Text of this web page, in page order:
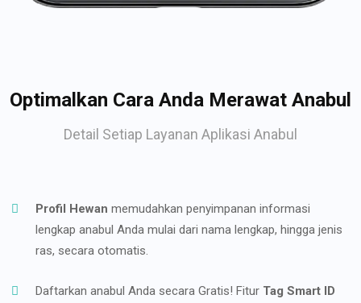
Optimalkan Cara Anda Merawat Anabul
Detail Setiap Layanan Aplikasi Anabul
Profil Hewan memudahkan penyimpanan informasi
lengkap anabul Anda mulai dari nama lengkap, hingga jenis
ras, secara otomatis.
Daftarkan anabul Anda secara Gratis! Fitur Tag Smart ID